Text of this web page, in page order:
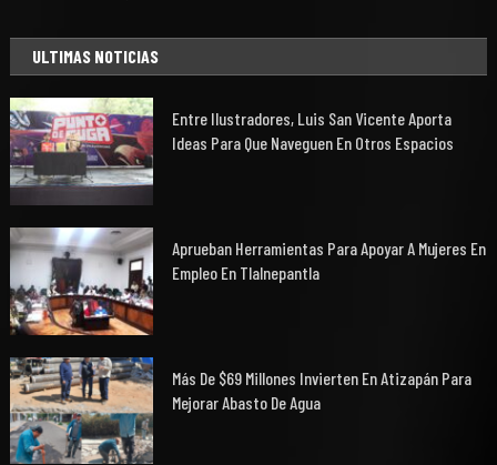
ULTIMAS NOTICIAS
Entre Ilustradores, Luis San Vicente Aporta
Ideas Para Que Naveguen En Otros Espacios
Aprueban Herramientas Para Apoyar A Mujeres En
Empleo En Tlalnepantla
Más De $69 Millones Invierten En Atizapán Para
Mejorar Abasto De Agua